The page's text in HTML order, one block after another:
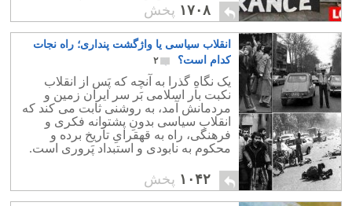
۱۷۰۸ پخش
انقلاب سیاسی یا واژگشت پنداری؛ راه نجات
کدام است؟
۲
یک نگاهِ گذرا به آنچه که پَس از انقلاب
نکبت بار اسلامی بَر سر ایران زمین و
مردمانش آمد، به روشنی ثابت می کند که
انقلاب سیاسی بدونِ پشتوانه فکری و
فرهنگی، راه به قهقرایِ تاریخ برده و
محکوم به نابودی و استبداد پَروری است.
۱۰۴۲ پخش